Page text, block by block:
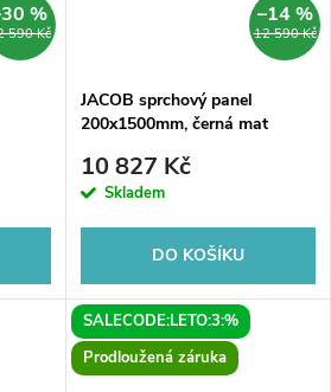
590 Kč
%
12 590 Kč
–14 %
JACOB sprchový panel
200x1500mm, černá mat
10 827 Kč
Skladem
DO KOŠÍKU
SALECODE:LETO:3:%
Prodloužená záruka